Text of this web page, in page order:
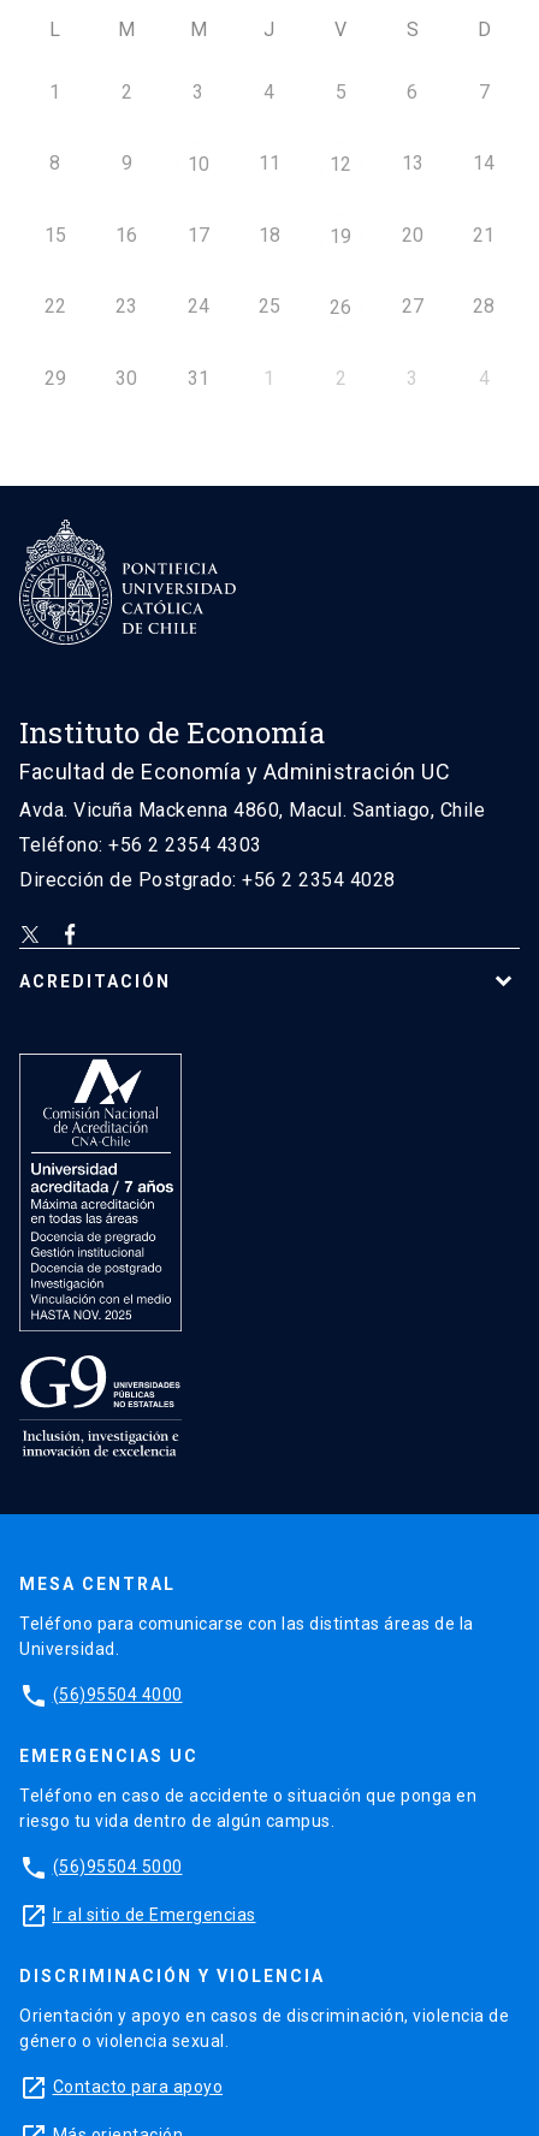
L M M J V S D
1 2 3 4 5 6 7
8 9 10 11 12 13 14
15 16 17 18 19 20 21
22 23 24 25 26 27 28
29 30 31 1 2 3 4
Instituto de Economía
Facultad de Economía y Administración UC
Avda. Vicuña Mackenna 4860, Macul. Santiago, Chile
Teléfono: +56 2 2354 4303
Dirección de Postgrado: +56 2 2354 4028
ACREDITACIÓN
MESA CENTRAL
Teléfono para comunicarse con las distintas áreas de la
Universidad.
phone (56)95504 4000
EMERGENCIAS UC
Teléfono en caso de accidente o situación que ponga en
riesgo tu vida dentro de algún campus.
phone (56)95504 5000
launch Ir al sitio de Emergencias
DISCRIMINACIÓN Y VIOLENCIA
Orientación y apoyo en casos de discriminación, violencia de
género o violencia sexual.
launch Contacto para apoyo